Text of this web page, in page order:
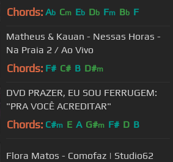
Chords: Ab Cm Eb Db Fm Bb F
Matheus & Kauan - Nessas Horas -
Na Praia 2 / Ao Vivo
Chords: F# C# B D#m
DVD PRAZER, EU SOU FERRUGEM:
"PRA VOCÊ ACREDITAR"
Chords: C#m E A G#m F# D B
Flora Matos - Comofaz | Studio62